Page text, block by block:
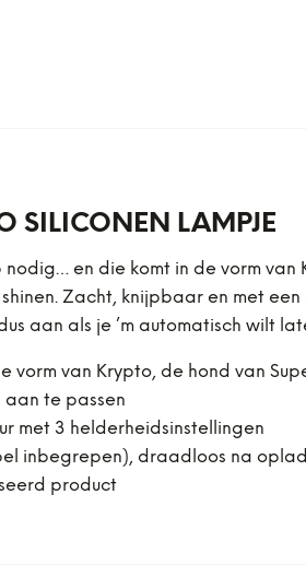
SILICONEN LAMPJE
en die komt in de vorm
Zacht, knijpbaar en met
aan als je ’m automatisch wilt
vorm van Krypto, de hond van
aan te passen
met 3 helderheidsinstellingen
inbegrepen), draadloos na
product